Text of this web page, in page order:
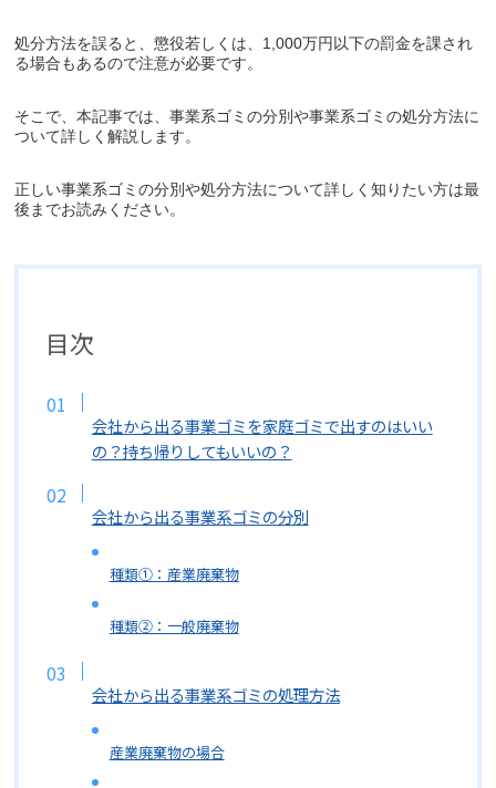
処分方法を誤ると、懲役若しくは、1,000万円以下の罰金を課され
る場合もあるので注意が必要です。
そこで、本記事では、事業系ゴミの分別や事業系ゴミの処分方法に
ついて詳しく解説します。
正しい事業系ゴミの分別や処分方法について詳しく知りたい方は最
後までお読みください。
目次
会社から出る事業ゴミを家庭ゴミで出すのはいい
の？持ち帰りしてもいいの？
会社から出る事業系ゴミの分別
種類①：産業廃棄物
種類②：一般廃棄物
会社から出る事業系ゴミの処理方法
産業廃棄物の場合